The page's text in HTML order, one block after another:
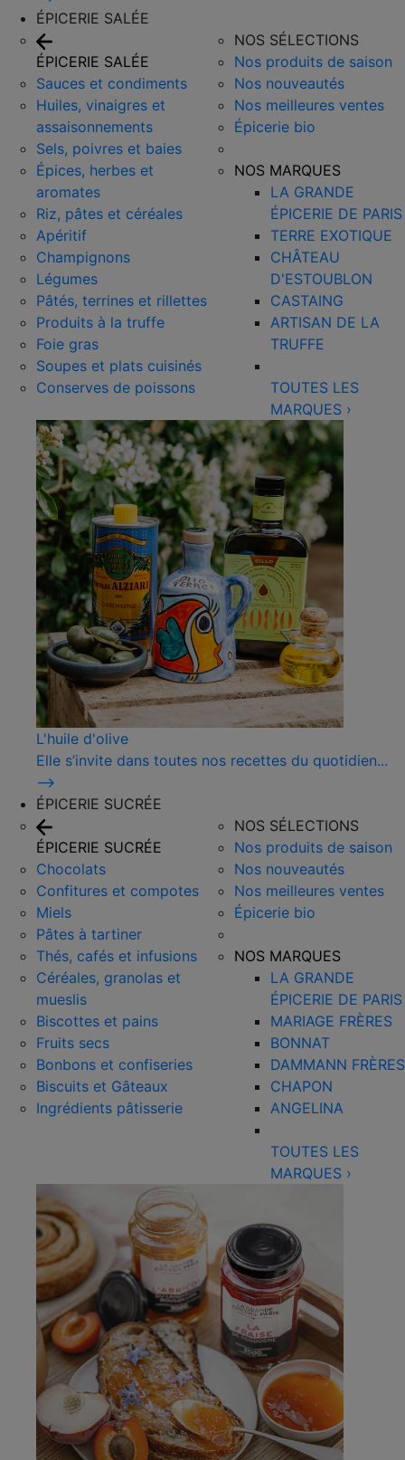
ÉPICERIE SALÉE
ÉPICERIE SALÉE
Sauces et condiments
Huiles, vinaigres et
assaisonnements
Sels, poivres et baies
Épices, herbes et
aromates
Riz, pâtes et céréales
Apéritif
Champignons
Légumes
Pâtés, terrines et rillettes
Produits à la truffe
Foie gras
Soupes et plats cuisinés
Conserves de poissons
NOS SÉLECTIONS
Nos produits de saison
Nos nouveautés
Nos meilleures ventes
Épicerie bio
NOS MARQUES
LA GRANDE
ÉPICERIE DE PARIS
TERRE EXOTIQUE
CHÂTEAU
D'ESTOUBLON
CASTAING
ARTISAN DE LA
TRUFFE
TOUTES LES
MARQUES ›
L'huile d'olive
Elle s’invite dans toutes nos recettes du quotidien...
⟶
ÉPICERIE SUCRÉE
ÉPICERIE SUCRÉE
Chocolats
Confitures et compotes
Miels
Pâtes à tartiner
Thés, cafés et infusions
Céréales, granolas et
mueslis
Biscottes et pains
Fruits secs
Bonbons et confiseries
Biscuits et Gâteaux
Ingrédients pâtisserie
NOS SÉLECTIONS
Nos produits de saison
Nos nouveautés
Nos meilleures ventes
Épicerie bio
NOS MARQUES
LA GRANDE
ÉPICERIE DE PARIS
MARIAGE FRÈRES
BONNAT
DAMMANN FRÈRES
CHAPON
ANGELINA
TOUTES LES
MARQUES ›